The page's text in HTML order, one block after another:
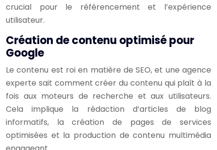
crucial pour le référencement et l’expérience
utilisateur.
Création de contenu optimisé pour
Google
Le contenu est roi en matière de SEO, et une agence
experte sait comment créer du contenu qui plaît à la
fois aux moteurs de recherche et aux utilisateurs.
Cela implique la rédaction d’articles de blog
informatifs, la création de pages de services
optimisées et la production de contenu multimédia